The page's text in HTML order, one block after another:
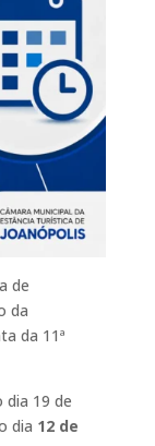
de
da
da 11ª
dia 19 de
dia 12 de